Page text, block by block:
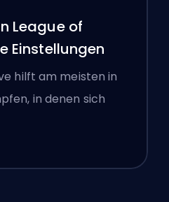
League of
Einstellungen
hilft am meisten in
in denen sich